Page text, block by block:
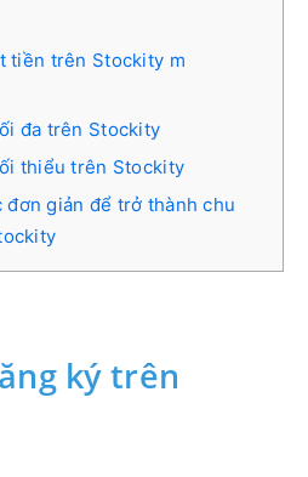
tiền trên Stockity m
đa trên Stockity
thiểu trên Stockity
đơn giản để trở thành chu
ký trên